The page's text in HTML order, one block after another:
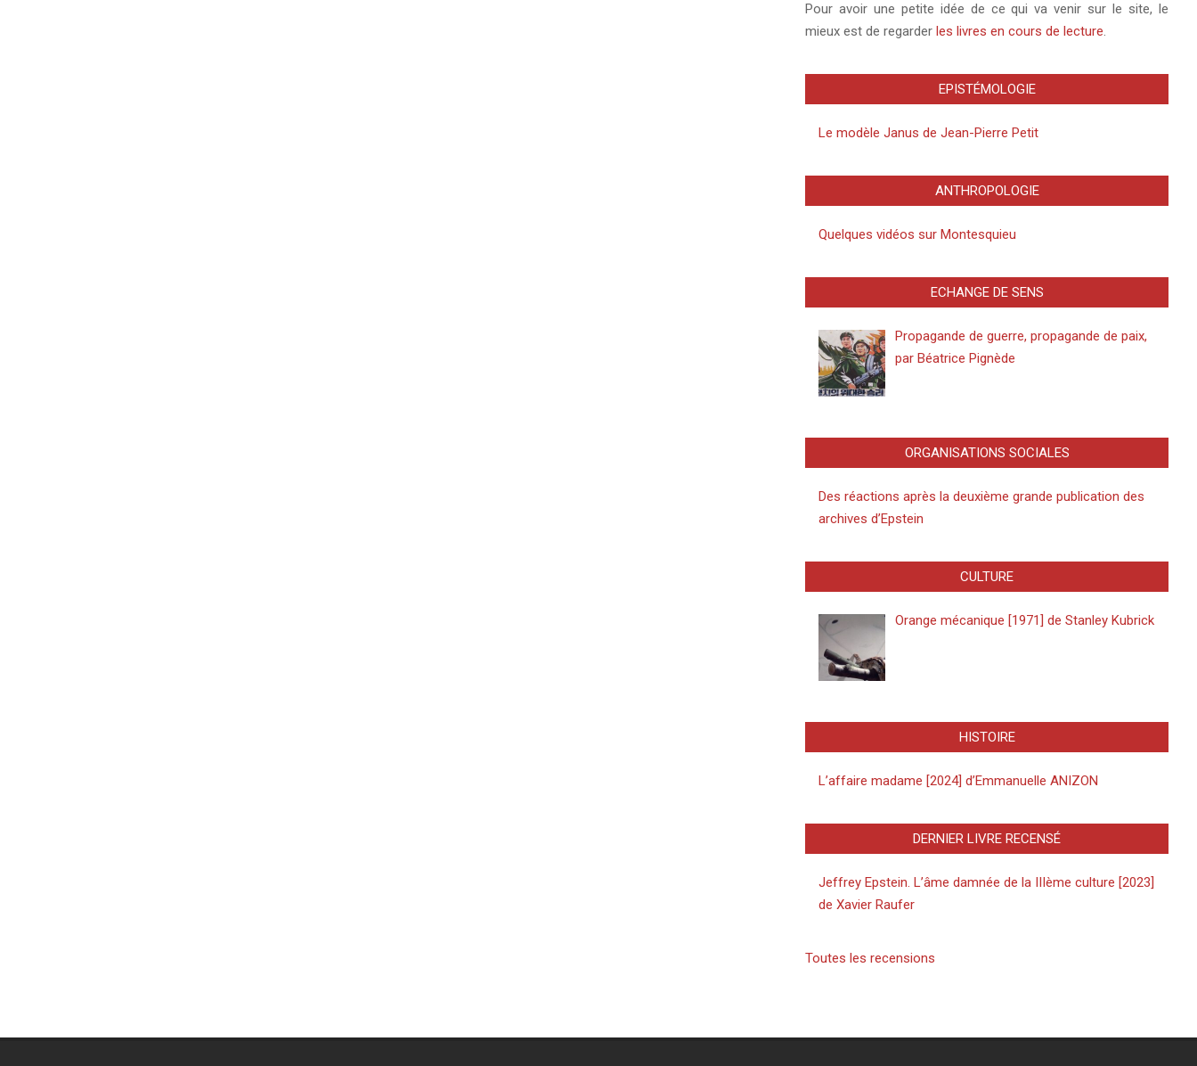
Pour avoir une petite idée de ce qui va venir sur le site, le
mieux est de regarder les livres en cours de lecture.
EPISTÉMOLOGIE
Le modèle Janus de Jean-Pierre Petit
ANTHROPOLOGIE
Quelques vidéos sur Montesquieu
ECHANGE DE SENS
Propagande de guerre, propagande de paix,
par Béatrice Pignède
ORGANISATIONS SOCIALES
Des réactions après la deuxième grande publication des
archives d’Epstein
CULTURE
Orange mécanique [1971] de Stanley Kubrick
HISTOIRE
L’affaire madame [2024] d’Emmanuelle ANIZON
DERNIER LIVRE RECENSÉ
Jeffrey Epstein. L’âme damnée de la IIIème culture [2023]
de Xavier Raufer
Toutes les recensions